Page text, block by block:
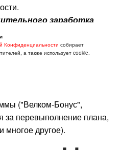
заработка
карты;
("Велком-Бонус",
за перевыполнение плана,
многое другое).
Конфиденциальности собирает
а также использует cookie.